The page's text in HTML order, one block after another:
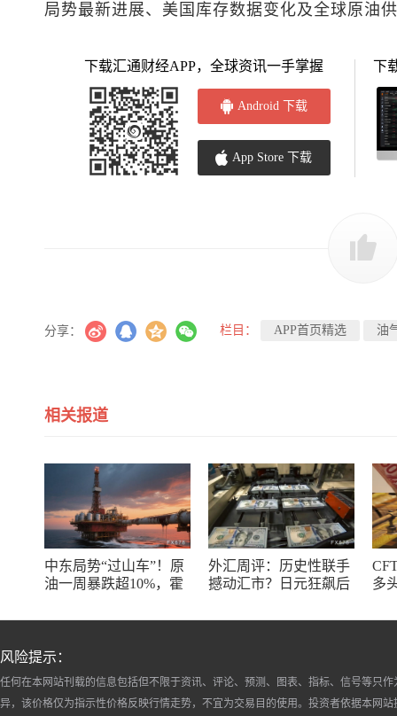
局势最新进展、美国库存数据变化及全球原油
下载汇通财经APP，全球资讯一手掌握
Android 下载
App Store 下载
下
分享： 栏目： APP首页精选 油
相关报道
中东局势“过山车”！原
油一周暴跌超10%，霍
变数
外汇周评：历史性联手
撼动汇市？日元狂飙后
美元刷新七周低点
多
风险提示：
任何在本网站刊载的信息包括但不限于资讯、评论、预测、图表、指标、信号等只
异，该价格仅为指示性价格反映行情走势，不宜为交易目的使用。投资者依据本网